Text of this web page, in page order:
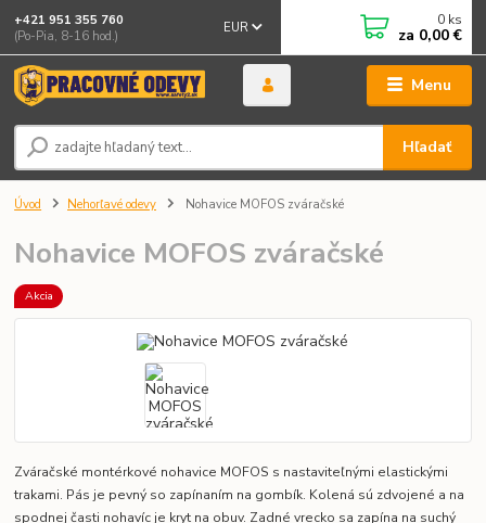
Menu
EUR
Hľadať
+421 951 355 760
(Po-Pia, 8-16 hod.)
0 ks
za 0,00 €
Úvod Nehorľavé odevy Nohavice MOFOS zváračské
Nohavice MOFOS zváračské
Akcia
Zváračské montérkové nohavice MOFOS s nastaviteľnými elastickými
trakami. Pás je pevný so zapínaním na gombík. Kolená sú zdvojené a na
spodnej časti nohavíc je kryt na obuv. Zadné vrecko sa zapína na suchý